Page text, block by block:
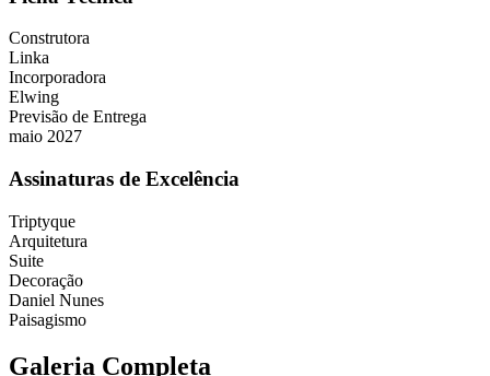
Construtora
Linka
Incorporadora
Elwing
Previsão de Entrega
maio 2027
Assinaturas de Excelência
Triptyque
Arquitetura
Suite
Decoração
Daniel Nunes
Paisagismo
Galeria Completa